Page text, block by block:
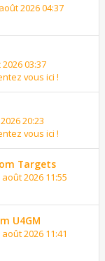
2026 04:37
03:37
vous ici !
20:23
vous ici !
Targets
août 2026 11:55
U4GM
août 2026 11:41